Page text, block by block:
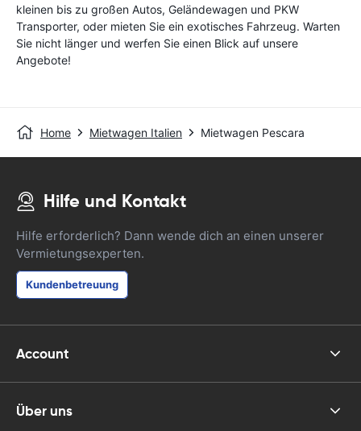
kleinen bis zu großen Autos, Geländewagen und PKW
Transporter, oder mieten Sie ein exotisches Fahrzeug. Warten
Sie nicht länger und werfen Sie einen Blick auf unsere
Angebote!
Home Mietwagen Italien Mietwagen Pescara
Hilfe und Kontakt
Hilfe erforderlich? Dann wende dich an einen unserer
Vermietungsexperten.
Kundenbetreuung
Account
Über uns